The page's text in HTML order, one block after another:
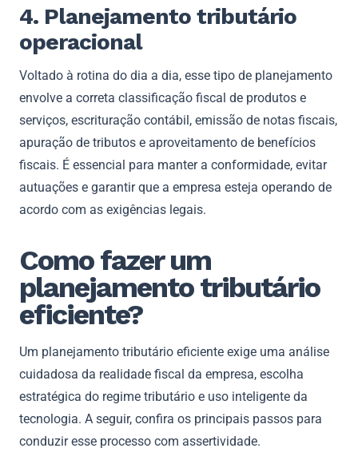
4. Planejamento tributário
operacional
Voltado à rotina do dia a dia, esse tipo de planejamento
envolve a correta classificação fiscal de produtos e
serviços, escrituração contábil, emissão de notas fiscais,
apuração de tributos e aproveitamento de benefícios
fiscais. É essencial para manter a conformidade, evitar
autuações e garantir que a empresa esteja operando de
acordo com as exigências legais.
Como fazer um
planejamento tributário
eficiente?
Um planejamento tributário eficiente exige uma análise
cuidadosa da realidade fiscal da empresa, escolha
estratégica do regime tributário e uso inteligente da
tecnologia. A seguir, confira os principais passos para
conduzir esse processo com assertividade.